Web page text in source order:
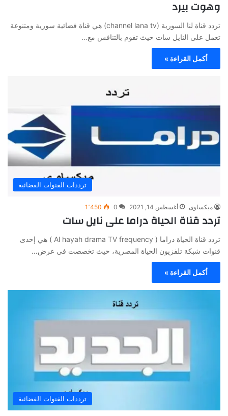
وهوت بيرد
تردد قناة لنا السورية (channel lana tv) هي قناة فضائية سورية ومتنوعة
تعمل على النايل سات حيث تقوم بالتنافس مع…
أكمل القراءة »
ترددات القنوات الفضائية
ميكساوى أغسطس 14, 2021 0 1٬450
تردد قناة الحياة دراما على نايل سات
تردد قناة الحياة دراما ( Al hayah drama TV frequency ) هي إحدى
قنوات شبكة تلفزيون الحياة المصرية، حيث تخصصت في عرض…
أكمل القراءة »
ترددات القنوات الفضائية